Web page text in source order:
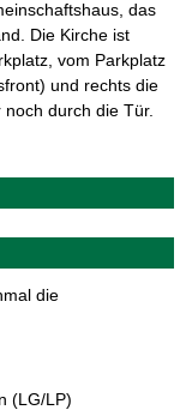
das
Die Kirche ist
vom Parkplatz
und rechts die
durch die Tür.
die
(LG/LP)